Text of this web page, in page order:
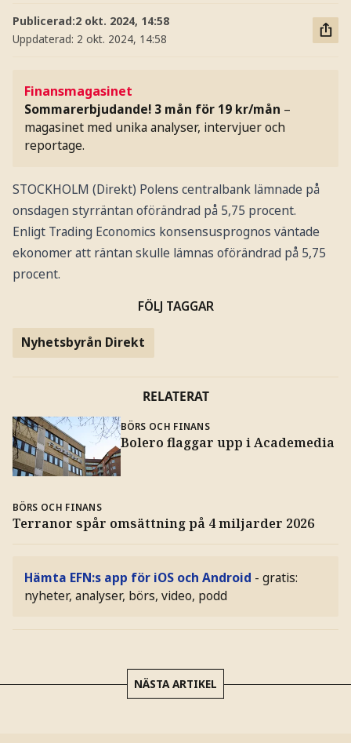
Publicerad:2 okt. 2024, 14:58
Uppdaterad: 2 okt. 2024, 14:58
Finansmagasinet
Sommarerbjudande! 3 mån för 19 kr/mån –
magasinet med unika analyser, intervjuer och
reportage.
STOCKHOLM (Direkt) Polens centralbank lämnade på
onsdagen styrräntan oförändrad på 5,75 procent.
Enligt Trading Economics konsensusprognos väntade
ekonomer att räntan skulle lämnas oförändrad på 5,75
procent.
FÖLJ TAGGAR
Nyhetsbyrån Direkt
RELATERAT
BÖRS OCH FINANS
Bolero flaggar upp i Academedia
BÖRS OCH FINANS
Terranor spår omsättning på 4 miljarder 2026
Hämta EFN:s app för iOS och Android - gratis:
nyheter, analyser, börs, video, podd
NÄSTA ARTIKEL